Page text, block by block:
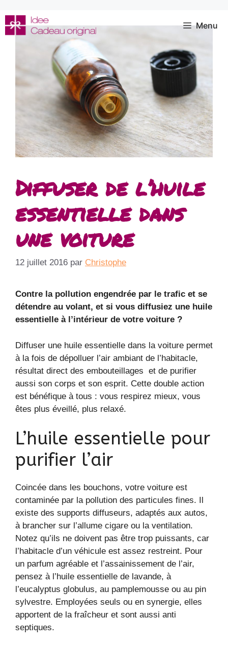
au
contenu
Menu
Diffuser de l’huile
essentielle dans
une voiture
12 juillet 2016 par Christophe
Contre la pollution engendrée par le trafic et se
détendre au volant, et si vous diffusiez une huile
essentielle à l’intérieur de votre voiture ?
Diffuser une huile essentielle dans la voiture permet
à la fois de dépolluer l’air ambiant de l’habitacle,
résultat direct des embouteillages et de purifier
aussi son corps et son esprit. Cette double action
est bénéfique à tous : vous respirez mieux, vous
êtes plus éveillé, plus relaxé.
L’huile essentielle pour
purifier l’air
Coincée dans les bouchons, votre voiture est
contaminée par la pollution des particules fines. Il
existe des supports diffuseurs, adaptés aux autos,
à brancher sur l’allume cigare ou la ventilation.
Notez qu’ils ne doivent pas être trop puissants, car
l’habitacle d’un véhicule est assez restreint. Pour
un parfum agréable et l’assainissement de l’air,
pensez à l’huile essentielle de lavande, à
l’eucalyptus globulus, au pamplemousse ou au pin
sylvestre. Employées seuls ou en synergie, elles
apportent de la fraîcheur et sont aussi anti
septiques.